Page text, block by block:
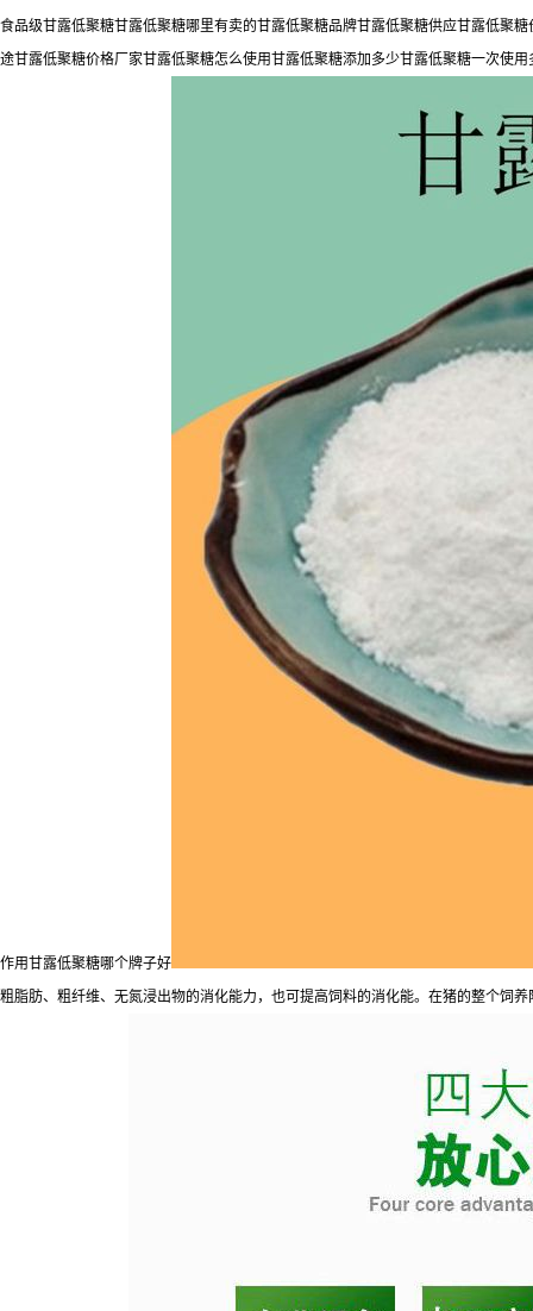
食品级甘露低聚糖甘露低聚糖哪里有卖的甘露低聚糖品牌甘露低聚糖供应甘露低聚
途甘露低聚糖价格厂家甘露低聚糖怎么使用甘露低聚糖添加多少甘露低聚糖一次使
作用甘露低聚糖哪个牌子好
粗脂肪、粗纤维、无氮浸出物的消化能力，也可提高饲料的消化能。在猪的整个